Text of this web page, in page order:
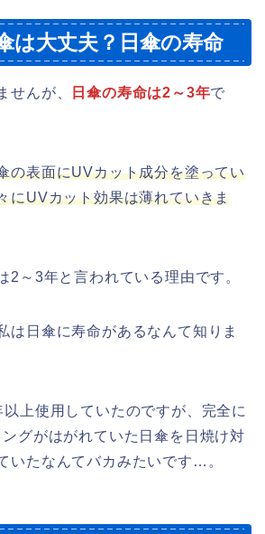
は大丈夫？日傘の寿命
せんが、 日傘の寿命は2～3年で
の表面にUVカット成分を塗ってい
にUVカット効果は薄れていきま
2～3年と言われている理由です。
は日傘に寿命があるなんて知りま
以上使用していたのですが、完全に
グがはがれていた日傘を日焼け対
いたなんてバカみたいです…。